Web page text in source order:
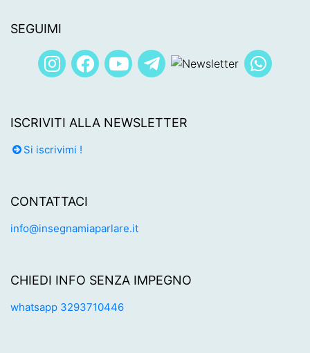
SEGUIMI
ISCRIVITI ALLA NEWSLETTER
Si iscrivimi !
CONTATTACI
info@insegnamiaparlare.it
CHIEDI INFO SENZA IMPEGNO
whatsapp 3293710446